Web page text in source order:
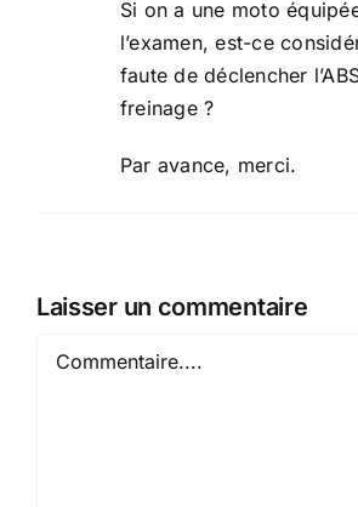
Si on a une moto
l’examen, est-ce
faute de déclencher
freinage ?
Par avance, merci.
Laisser un commentaire